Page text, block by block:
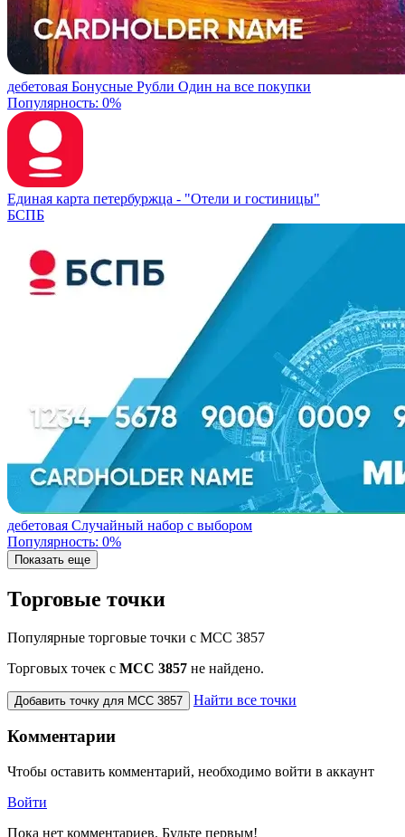
дебетовая Бонусные Рубли Один на все покупки
Популярность: 0%
Единая карта петербуржца - "Отели и гостиницы"
БСПБ
дебетовая Случайный набор с выбором
Популярность: 0%
Показать еще
Торговые точки
Популярные торговые точки с MCC 3857
Торговых точек с МСС 3857 не найдено.
Добавить точку для MCC 3857 Найти все точки
Комментарии
Чтобы оставить комментарий, необходимо войти в аккаунт
Войти
Пока нет комментариев. Будьте первым!